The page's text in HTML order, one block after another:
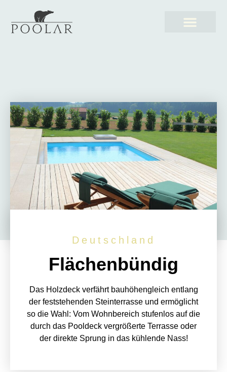
Deutschland
Flächenbündig
Das Holzdeck verfährt bauhöhengleich entlang
der feststehenden Steinterrasse und ermöglicht
so die Wahl: Vom Wohnbereich stufenlos auf die
durch das Pooldeck vergrößerte Terrasse oder
der direkte Sprung in das kühlende Nass!